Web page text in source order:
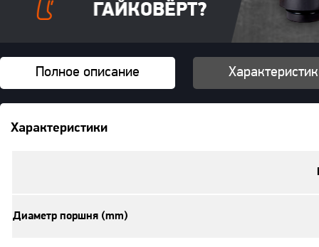
Полное описание
Характеристики
Диаметр поршня (mm)